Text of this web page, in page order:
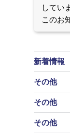
してい
このお
新着情報
その他
その他
その他